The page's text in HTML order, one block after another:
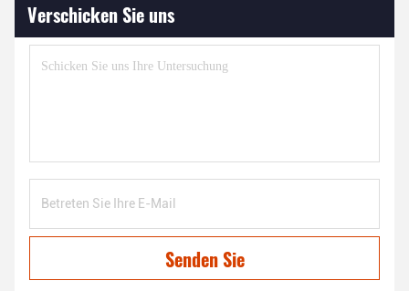
Verschicken Sie uns
Senden Sie